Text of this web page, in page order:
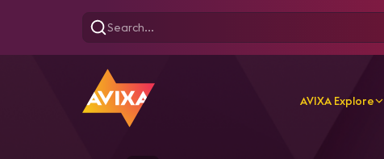
AVIXA Explore